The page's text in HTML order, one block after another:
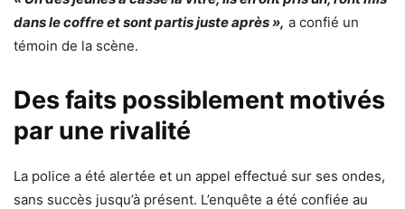
dans le coffre et sont partis juste après », a confié un
témoin de la scène.
Des faits possiblement motivés
par une rivalité
La police a été alertée et un appel effectué sur ses ondes,
sans succès jusqu’à présent. L’enquête a été confiée au